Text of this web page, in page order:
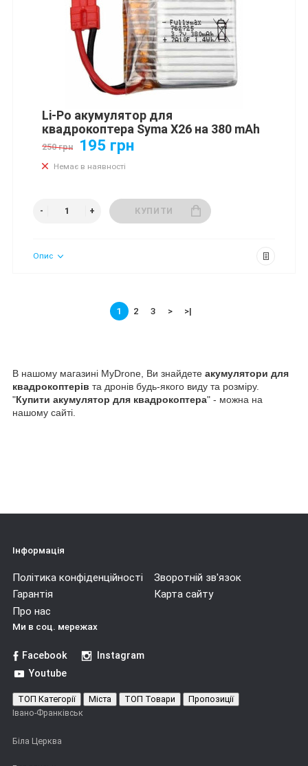
Li-Po акумулятор для
квадрокоптера Syma X26 на 380 mAh
250 грн 195 грн
Немає в наявності
КУПИТИ
Опис
1 2 3 > >|
В нашому магазині MyDrone, Ви знайдете акумулятори для
квадрокоптерів та дронів будь-якого виду та розміру.
"Купити акумулятор для квадрокоптера" - можна на
нашому сайті.
Інформація
Політика конфіденційності
Зворотній зв'язок
Гарантія
Карта сайту
Про нас
Ми в соц. мережах
Facebook
Instagram
Youtube
ТОП Категорії Міста ТОП Товари
Пропозиції
Івано-Франківськ
Біла Церква